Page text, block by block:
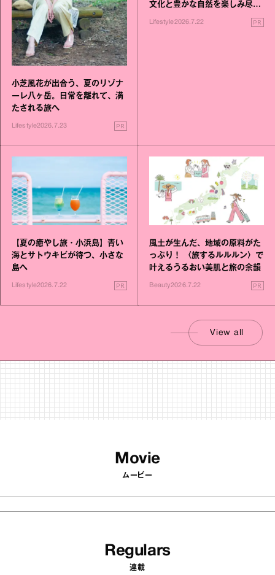
小芝風花が出合う、夏のリゾナ
ーレ八ヶ岳。日常を離れて、満
たされる旅へ
Lifestyle2026.7.23 PR
文化と豊かな自然を楽しみ尽く
Lifestyle2026.7.22 PR
【夏の癒やし旅・小浜島】青い
海とサトウキビが待つ、小さな
島へ
Lifestyle2026.7.22 PR
風土が生んだ、地域の原料がた
っぷり！ 〈旅するルルルン〉で
叶えるうるおい美肌と旅の余韻
Beauty2026.7.22 PR
View all
Movie
ムービー
Regulars
連載